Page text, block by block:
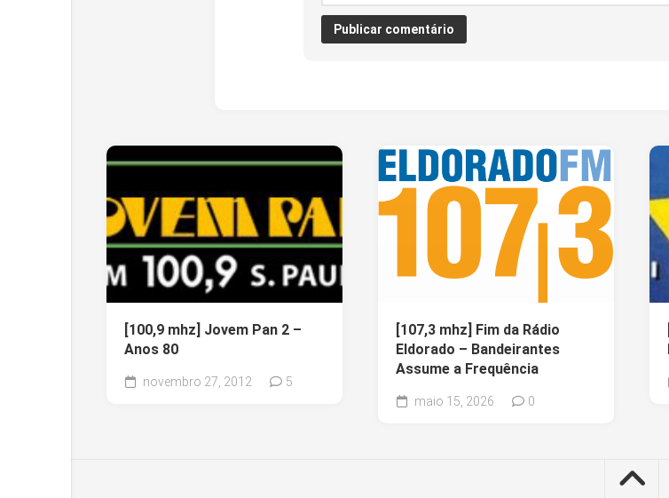
[100,9 mhz] Jovem Pan 2 –
Anos 80
novembro 27, 2012 5
[107,3 mhz] Fim da Rádio
Eldorado – Bandeirantes
Assume a Frequência
maio 15, 2026 0